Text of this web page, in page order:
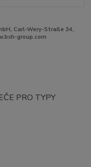
Carl-Wery-Straße 34,
group.com
PRO TYPY